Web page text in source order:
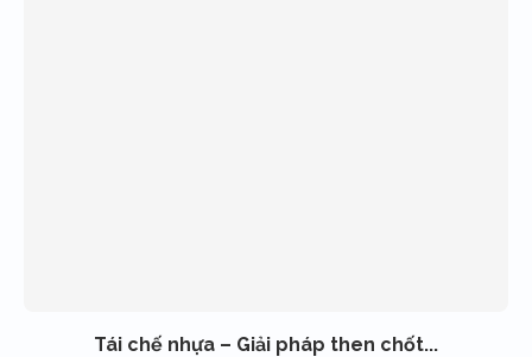
Tái chế nhựa – Giải pháp then chốt...